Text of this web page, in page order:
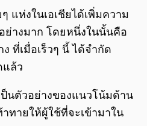
แห่งในเอเชียได้เพิ่มความ
ย่างมาก โดยหนึ่งในนั้นคือ
ที่เมื่อเร็วๆ นี้ ได้จำกัด
แล้ว
ป็นตัวอย่างของแนวโน้มด้าน
ทายให้ผู้ใช้ที่จะเข้ามาใน